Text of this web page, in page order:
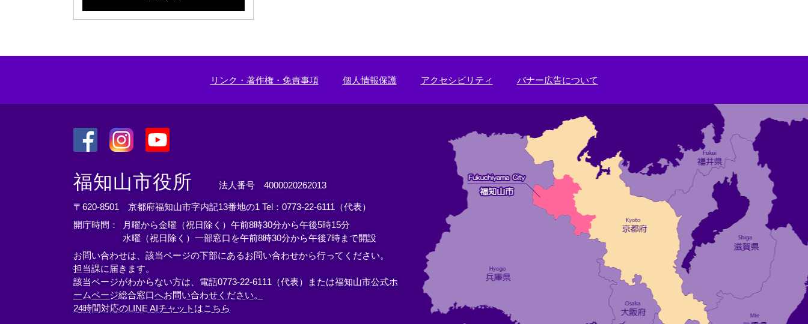
リンク・著作権・免責事項 個人情報保護 アクセシビリティ バナー広告について
外
部
リ
ン
ク
外
部
リ
ン
ク
外
部
リ
ン
ク
＞
福知山市役所 法人番号 4000020262013
〒620-8501 京都府福知山市字内記13番地の1 Tel：0773-22-6111（代表）
開庁時間： 月曜から金曜（祝日除く）午前8時30分から午後5時15分
水曜（祝日除く）一部窓口を午前8時30分から午後7時まで開設
お問い合わせは、該当ページの下部にあるお問い合わせから行ってください。
担当課に届きます。
該当ページがわからない方は、電話0773-22-6111（代表）または福知山市公式ホ
ームページ総合窓口へお問い合わせください。
24時間対応のLINE AIチャットはこちら